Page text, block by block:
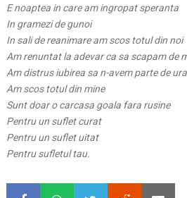
E noaptea in care am ingropat speranta
In gramezi de gunoi
In sali de reanimare am scos totul din noi
Am renuntat la adevar ca sa scapam de
Am distrus iubirea sa n-avem parte de ura
Am scos totul din mine
Sunt doar o carcasa goala fara rusine
Pentru un suflet curat
Pentru un suflet uitat
Pentru sufletul tau.